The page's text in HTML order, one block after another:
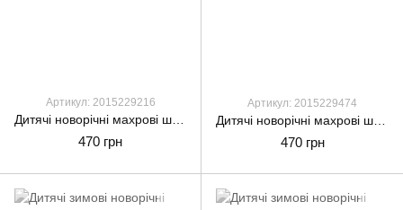
Артикул: 2015229216
470 грн
Артикул: 2015229474
470 грн